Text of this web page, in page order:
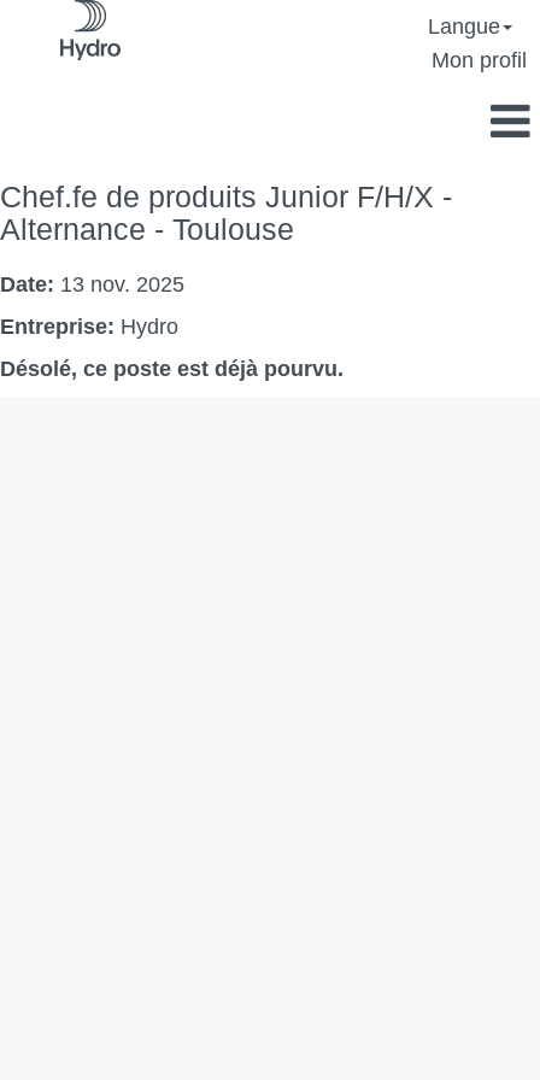
Langue
Mon profil
Chef.fe de produits Junior F/H/X -
Alternance - Toulouse
Date: 13 nov. 2025
Entreprise: Hydro
Désolé, ce poste est déjà pourvu.